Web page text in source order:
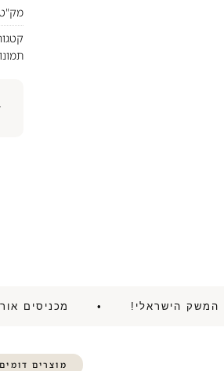
את המשק הישראלי! •
מוצרים דומים